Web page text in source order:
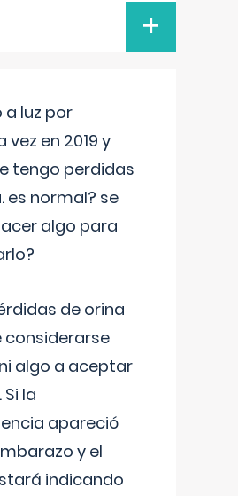
+
a luz por
vez en 2019 y
tengo perdidas
es normal? se
algo para
de orina
considerarse
algo a aceptar
la
apareció
y el
indicando